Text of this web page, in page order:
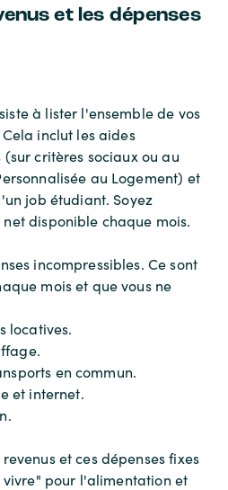
et les dépenses
à lister l'ensemble de vos
inclut les aides
critères sociaux ou au
au Logement) et
job étudiant. Soyez
disponible chaque mois.
incompressibles. Ce sont
mois et que vous ne
locatives.
en commun.
et internet.
et ces dépenses fixes
pour l'alimentation et